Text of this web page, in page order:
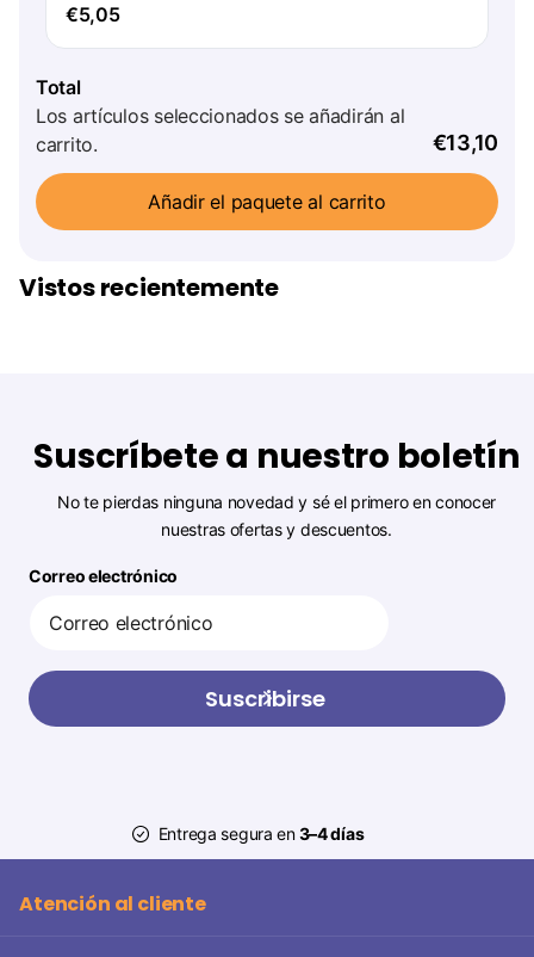
50pcs
€5,05
Total
Los artículos seleccionados se añadirán al
carrito.
€13,10
Añadir el paquete al carrito
Vistos recientemente
Suscríbete a nuestro boletín
No te pierdas ninguna novedad y sé el primero en conocer
nuestras ofertas y descuentos.
Correo electrónico
Suscribirse
Entrega segura en3–4 días
Atención al cliente